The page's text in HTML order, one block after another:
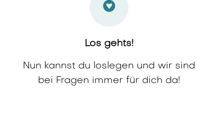
Los gehts!
Nun kannst du loslegen und wir sind
bei Fragen immer für dich da!